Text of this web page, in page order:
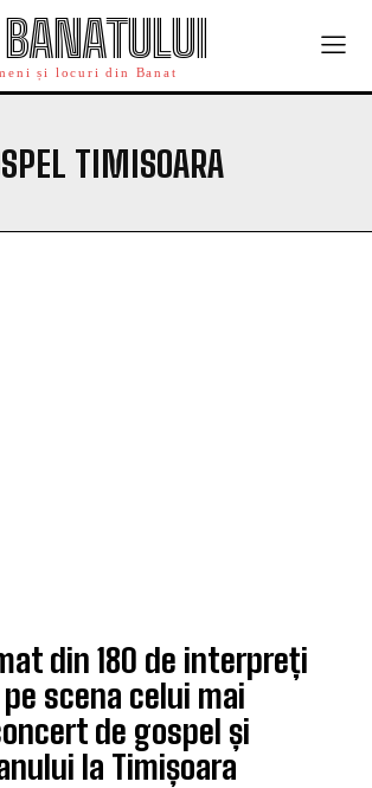
și locuri din Banat
TIMISOARA
din 180 de interpreți
scena celui mai
de gospel și
la Timișoara